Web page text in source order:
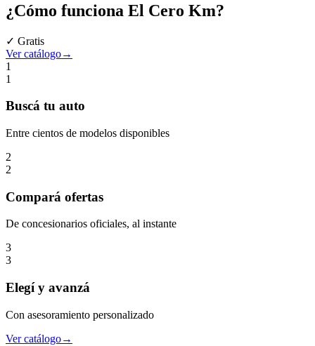
¿Cómo funciona El Cero Km?
✓ Gratis
Ver catálogo→
1
1
Buscá tu auto
Entre cientos de modelos disponibles
2
2
Compará ofertas
De concesionarios oficiales, al instante
3
3
Elegí y avanzá
Con asesoramiento personalizado
Ver catálogo→